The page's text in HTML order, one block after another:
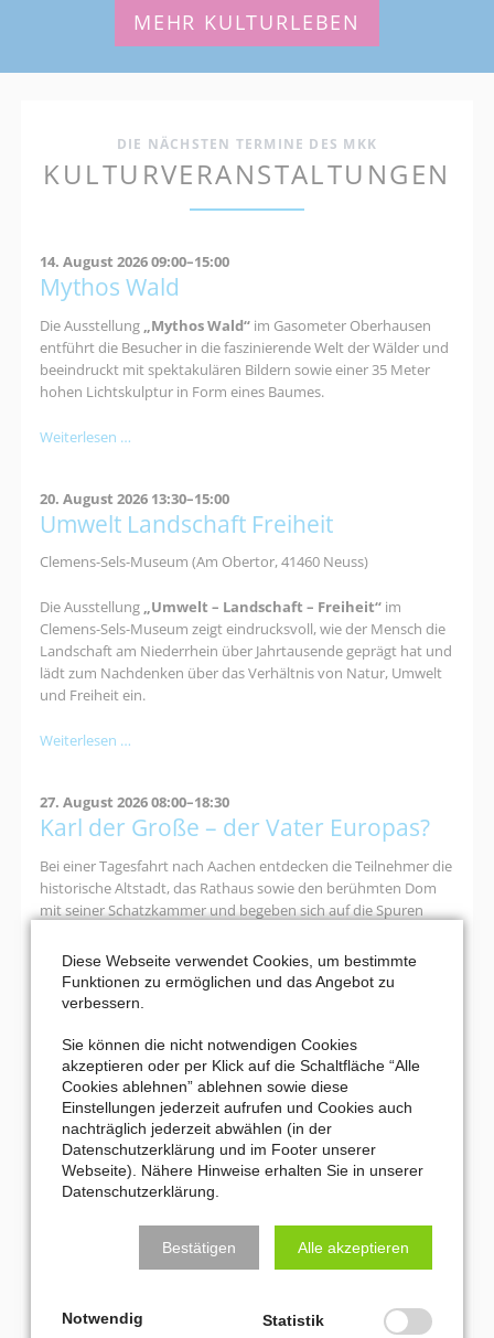
MEHR KULTURLEBEN
DIE NÄCHSTEN TERMINE DES MKK
KULTURVERANSTALTUNGEN
14. August 2026 09:00–15:00
Mythos Wald
Die Ausstellung „Mythos Wald“im Gasometer Oberhausen
entführt die Besucher in die faszinierende Welt der Wälder und
beeindruckt mit spektakulären Bildern sowie einer 35 Meter
hohen Lichtskulptur in Form eines Baumes.
Weiterlesen …
20. August 2026 13:30–15:00
Umwelt Landschaft Freiheit
Clemens-Sels-Museum (Am Obertor, 41460 Neuss)
Die Ausstellung „Umwelt – Landschaft – Freiheit“im
Clemens-Sels-Museum zeigt eindrucksvoll, wie der Mensch die
Landschaft am Niederrhein über Jahrtausende geprägt hat und
lädt zum Nachdenken über das Verhältnis von Natur, Umwelt
und Freiheit ein.
Weiterlesen …Umwelt
27. August 2026 08:00–18:30
Karl der Große – der Vater Europas?
Bei einer Tagesfahrt nach Aachen entdecken die Teilnehmer die
historische Altstadt, das Rathaus sowie den berühmten Dom
mit seiner Schatzkammer und begeben sich auf die Spuren
Weiterlesen …Karl
der
–
der
Vater
Europas?
30. August 2026 17:00–19:00
“ZEIT” – die große Unbekannte
Versöhnungskirche Strümp (Mönkesweg 22, 40670 Meerbusch)
In einer gemeinsamen Veranstaltung des Meerbuscher
Kulturkreises und der Evangelischen Kirchengemeinde Lank
nähern sich Texte, Musik und Gespräche dem faszinierenden
“ZEIT”
große
Seite 1 von 7
Diese Webseite verwendet Cookies, um bestimmte
Funktionen zu ermöglichen und das Angebot zu
verbessern.
Sie können die nicht notwendigen Cookies
akzeptieren oder per Klick auf die Schaltfläche “Alle
Cookies ablehnen” ablehnen sowie diese
Einstellungen jederzeit aufrufen und Cookies auch
nachträglich jederzeit abwählen (in der
Datenschutzerklärung und im Footer unserer
Webseite). Nähere Hinweise erhalten Sie in unserer
Datenschutzerklärung.
Bestätigen Alle akzeptieren
Notwendig Statistik